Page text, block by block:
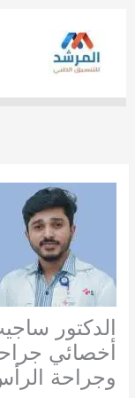
الدكتور
أخصائي
وجراحة